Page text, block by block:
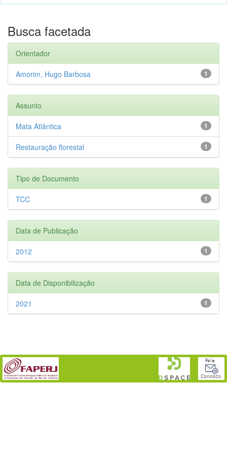
Busca facetada
Orientador
1
Amorim, Hugo Barbosa
Assunto
1
Mata Atlântica
1
Restauração florestal
Tipo de Documento
1
TCC
Data de Publicação
1
2012
Data de Disponibilização
1
2021